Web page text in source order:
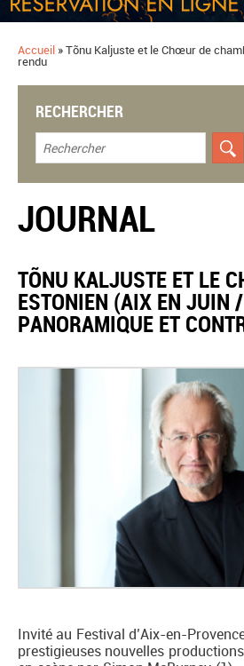
Accueil »Tõnu Kaljuste et le Chœur de
rendu
RECHERCHER
JOURNAL
TÕNU KALJUSTE ET LE
ESTONIEN (AIX EN JUIN
PANORAMIQUE ET
Invité au Festival d’Aix-en-
prestigieuses nouvelles